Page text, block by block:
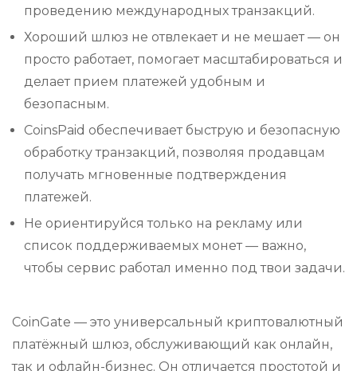
проведению международных транзакций.
Хороший шлюз не отвлекает и не мешает — он
просто работает, помогает масштабироваться и
делает прием платежей удобным и
безопасным.
CoinsPaid обеспечивает быструю и безопасную
обработку транзакций, позволяя продавцам
получать мгновенные подтверждения
платежей.
Не ориентируйся только на рекламу или
список поддерживаемых монет — важно,
чтобы сервис работал именно под твои задачи.
CoinGate — это универсальный криптовалютный
платёжный шлюз, обслуживающий как онлайн,
так и офлайн-бизнес. Он отличается простотой и